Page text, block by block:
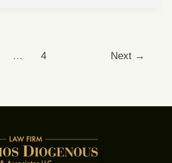
… 4 Next →